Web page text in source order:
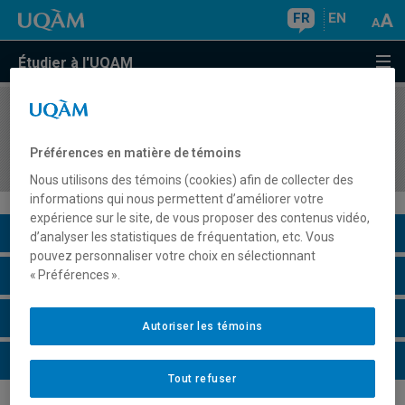
FR EN
Étudier à l'UQAM
COURS//
patrimoine
Description du cours
Horaire - Été 2026
Horaire - Automne 2026
Horaire - Hiver 2027
Préférences en matière de témoins
Nous utilisons des témoins (cookies) afin de collecter des
informations qui nous permettent d’améliorer votre
expérience sur le site, de vous proposer des contenus vidéo,
d’analyser les statistiques de fréquentation, etc. Vous
pouvez personnaliser votre choix en sélectionnant
« Préférences ».
Tout refuser
Autoriser les témoins